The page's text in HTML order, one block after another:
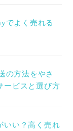
でよく売れる
の方法をやさ
ービスと選び方
いい？高く売れ